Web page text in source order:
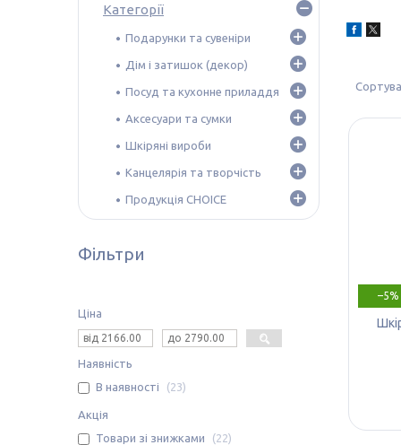
–5%
Категорії
Подарунки та сувеніри
Дім і затишок (декор)
Посуд та кухонне приладдя
Аксесуари та сумки
Шкіряні вироби
Канцелярія та творчість
Продукція CHOICE
Фільтри
Ціна
Наявність
В наявності
23
Акція
Товари зі знижками
22